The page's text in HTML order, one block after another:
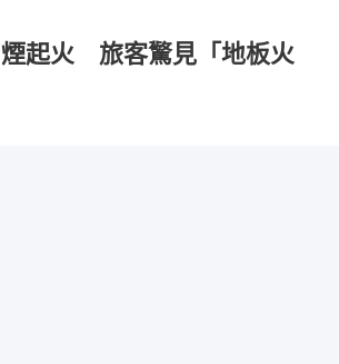
起火 旅客驚見「地板火